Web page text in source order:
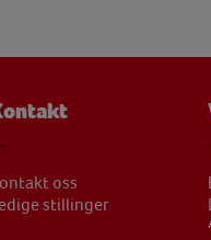
oss
stillinger